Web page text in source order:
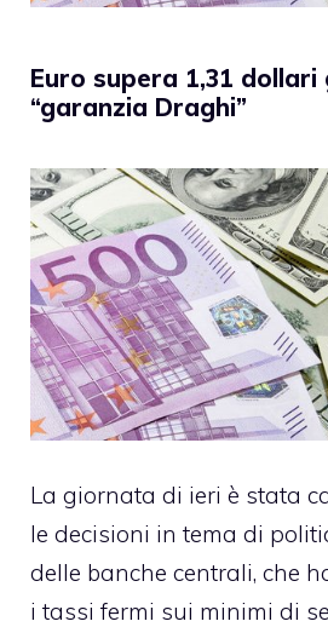
Euro supera 1,31 dollari
“garanzia Draghi”
La giornata di ieri è stata
le decisioni in tema di
delle banche centrali, che
i tassi fermi sui minimi di